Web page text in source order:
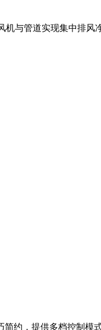
与管道实现集中排风
约，提供多档控制模